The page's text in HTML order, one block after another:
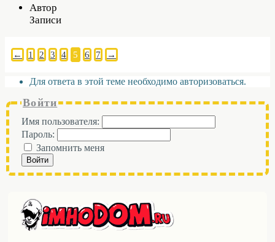
Автор
Записи
← 1 2 3 4 5 6 7 →
Для ответа в этой теме необходимо авторизоваться.
Войти
Имя пользователя:
Пароль:
Запомнить меня
Войти